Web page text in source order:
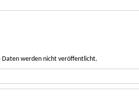
Daten werden nicht veröffentlicht.